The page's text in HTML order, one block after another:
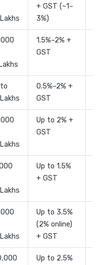
Lakhs
+ GST (~1–
3%)
1.5%–2% +
GST
Lakhs
0.5%–2% +
GST
Lakhs
Up to 2% +
GST
Lakhs
Up to 1.5%
+ GST
Lakhs
Up to 3.5%
(2% online)
+ GST
Up to 2.5%